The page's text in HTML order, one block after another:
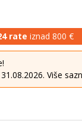
rate iznad 800 €
Više